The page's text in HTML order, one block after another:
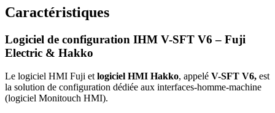
Caractéristiques
Logiciel de configuration IHM V-SFT V6 – Fuji
Electric & Hakko
Le logiciel HMI Fuji etlogiciel HMI Hakko, appelé V-SFT V6, est
la solution de configuration dédiée aux interfaces-homme-machine
(logiciel Monitouch HMI).